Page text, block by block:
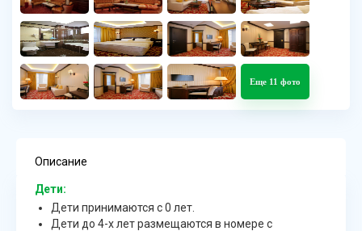
Еще 11 фото
Описание
Дети:
Дети принимаются с 0 лет.
Дети до 4-х лет размещаются в номере с